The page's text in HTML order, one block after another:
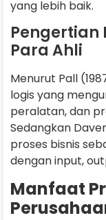
yang lebih baik.
Pengertian
Para Ahli
Menurut Pall
logis yang
peralatan, dan
Sedangkan
proses bisnis
dengan input,
Manfaat